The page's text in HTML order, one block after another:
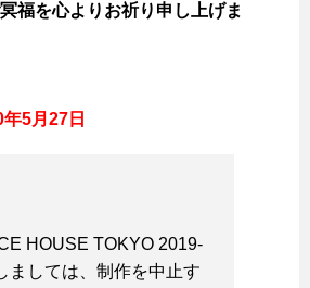
福を心よりお祈り申し上げま
5月27日
HOUSE TOKYO 2019-
ましては、制作を中止す